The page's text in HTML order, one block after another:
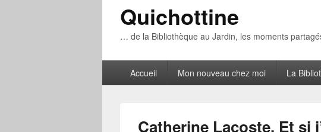
Quichottine
… de la Bibliothèque au Jardin, les moments
principalAccueil Mon nouveau chez moi La
Catherine Lacoste, Et si